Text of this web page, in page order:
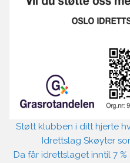
Støtt klubben i ditt hjerte
Idrettslag Skøyter
Da får idrettslaget inntil 7